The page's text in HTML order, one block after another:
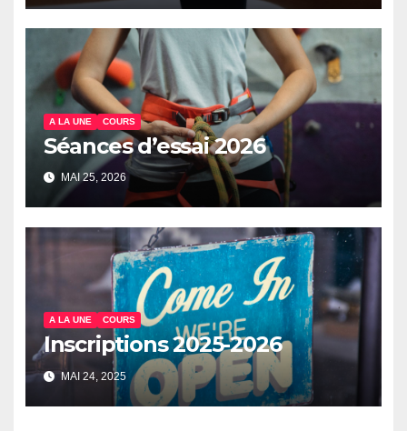
A LA UNE COURS
Séances d’essai 2026
MAI 25, 2026
A LA UNE COURS
Inscriptions 2025-2026
MAI 24, 2025